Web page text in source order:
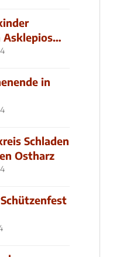
Asklepios
in
Schladen
Ostharz